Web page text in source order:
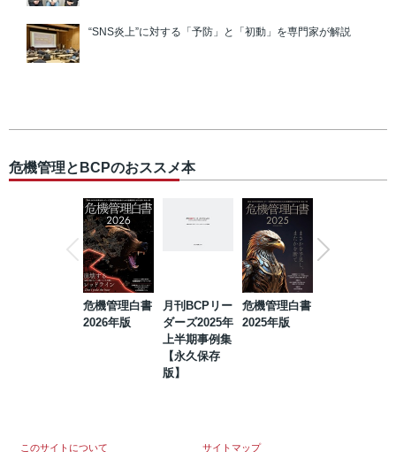
“SNS炎上”に対する「予防」と「初動」を専門家が解説
危機管理とBCPのおススメ本
危機管理白書
2026年版
月刊BCPリー
ダーズ2025年
上半期事例集
【永久保存
版】
危機管理白書
2025年版
このサイトについて サイトマップ